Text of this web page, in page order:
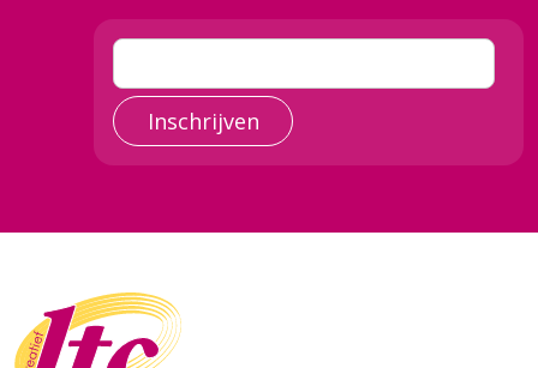
Inschrijven